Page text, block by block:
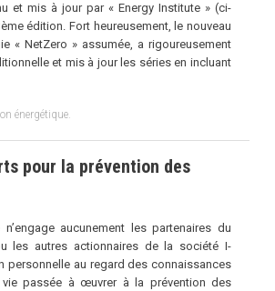
et mis à jour par « Energy Institute » (ci-
édition. Fort heureusement, le nouveau
« NetZero » assumée, a rigoureusement
et mis à jour les séries en incluant
énergétique
pour la prévention des
aucunement les partenaires du
les autres actionnaires de la société I-
personnelle au regard des connaissances
passée à œuvrer à la prévention des